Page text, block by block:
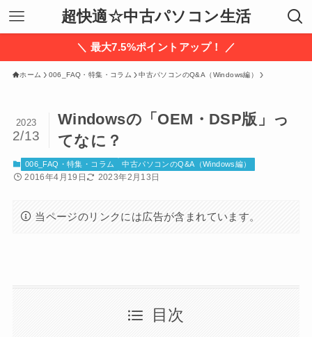
超快適☆中古パソコン生活
＼ 最大7.5%ポイントアップ！ ／
ホーム 006_FAQ・特集・コラム 中古パソコンのQ&A（Windows編）
Windowsの「OEM・DSP版」っ
てなに？
2023
2/13
006_FAQ・特集・コラム 中古パソコンのQ&A（Windows編）
2016年4月19日 2023年2月13日
当ページのリンクには広告が含まれています。
目次